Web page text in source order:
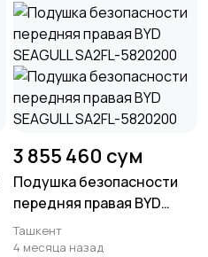
3 855 460 сум
Подушка безопасности
передняя правая BYD
SEAGULL SA2FL-5820200
Ташкент
4 месяца назад